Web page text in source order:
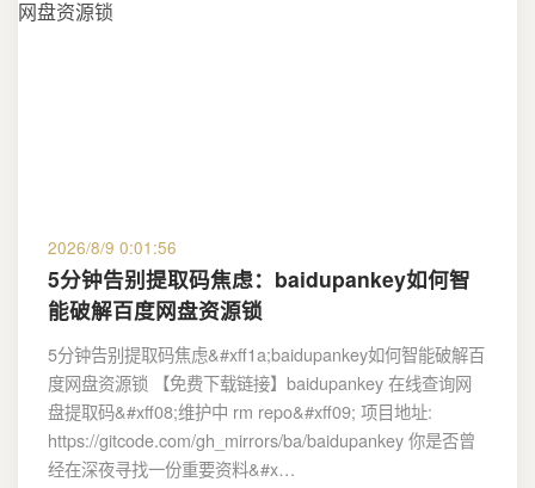
2026/8/9 0:01:56
5分钟告别提取码焦虑：baidupankey如何智
能破解百度网盘资源锁
5分钟告别提取码焦虑&#xff1a;baidupankey如何智能破解百
度网盘资源锁 【免费下载链接】baidupankey 在线查询网
盘提取码&#xff08;维护中 rm repo&#xff09; 项目地址:
https://gitcode.com/gh_mirrors/ba/baidupankey 你是否曾
经在深夜寻找一份重要资料&#x…